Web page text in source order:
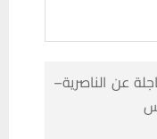
عن الناصرية–